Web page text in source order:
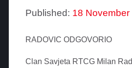
Published: 18 November
RADOVIC ODGOVORIO
Clan Savjeta RTCG Milan